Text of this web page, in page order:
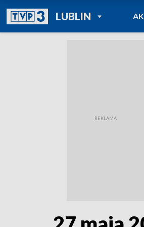
LUBLINPOWRÓT DO
TVP REGIONY